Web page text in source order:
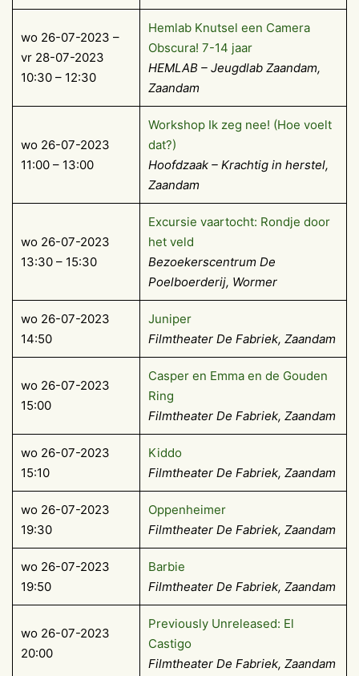
wo 26-07-2023 –
vr 28-07-2023
10:30 – 12:30
Hemlab Knutsel een Camera
Obscura! 7-14 jaar
HEMLAB – Jeugdlab Zaandam,
Zaandam
wo 26-07-2023
11:00 – 13:00
Workshop Ik zeg nee! (Hoe voelt
dat?)
Hoofdzaak – Krachtig in herstel,
Zaandam
wo 26-07-2023
13:30 – 15:30
Excursie vaartocht: Rondje door
het veld
Bezoekerscentrum De
Poelboerderij, Wormer
wo 26-07-2023
14:50
Juniper
Filmtheater De Fabriek, Zaandam
wo 26-07-2023
15:00
Casper en Emma en de Gouden
Ring
Filmtheater De Fabriek, Zaandam
wo 26-07-2023
15:10
Kiddo
Filmtheater De Fabriek, Zaandam
wo 26-07-2023
19:30
Oppenheimer
Filmtheater De Fabriek, Zaandam
wo 26-07-2023
19:50
Barbie
Filmtheater De Fabriek, Zaandam
wo 26-07-2023
20:00
Previously Unreleased: El
Castigo
Filmtheater De Fabriek, Zaandam